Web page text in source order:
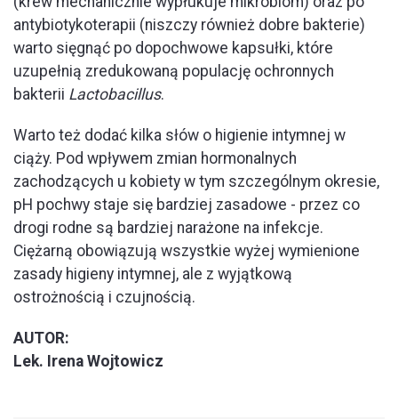
antybiotykoterapii (niszczy również dobre bakterie)
warto sięgnąć po dopochwowe kapsułki, które
uzupełnią zredukowaną populację ochronnych
bakterii Lactobacillus.
Warto też dodać kilka słów o higienie intymnej w
ciąży. Pod wpływem zmian hormonalnych
zachodzących u kobiety w tym szczególnym okresie,
pH pochwy staje się bardziej zasadowe - przez co
drogi rodne są bardziej narażone na infekcje.
Ciężarną obowiązują wszystkie wyżej wymienione
zasady higieny intymnej, ale z wyjątkową
ostrożnością i czujnością.
AUTOR:
Lek. Irena Wojtowicz